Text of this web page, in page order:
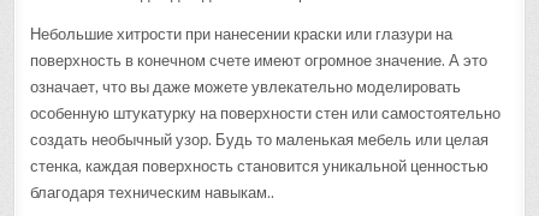
Небольшие хитрости при нанесении краски или глазури на
поверхность в конечном счете имеют огромное значение. А это
означает, что вы даже можете увлекательно моделировать
особенную штукатурку на поверхности стен или самостоятельно
создать необычный узор. Будь то маленькая мебель или целая
стенка, каждая поверхность становится уникальной ценностью
благодаря техническим навыкам..